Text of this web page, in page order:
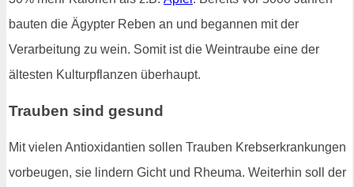
bauten die Ägypter Reben an und begannen mit der
Verarbeitung zu wein. Somit ist die Weintraube eine der
ältesten Kulturpflanzen überhaupt.
Trauben sind gesund
Mit vielen Antioxidantien sollen Trauben Krebserkrankungen
vorbeugen, sie lindern Gicht und Rheuma. Weiterhin soll der